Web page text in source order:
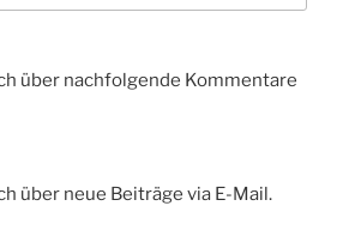
über nachfolgende Kommentare
über neue Beiträge via E-Mail.